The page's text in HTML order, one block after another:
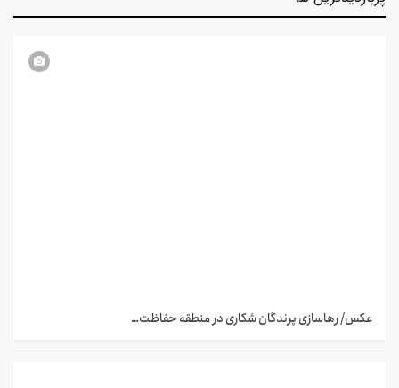
عکس/ رهاسازی پرندگان شکاری در منطقه حفاظت…